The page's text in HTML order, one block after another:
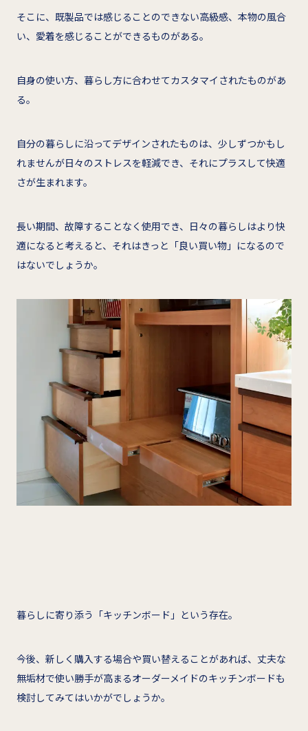
そこに、既製品では感じることのできない高級感、本物の風合
い、愛着を感じることができるものがある。
自身の使い方、暮らし方に合わせてカスタマイされたものがあ
る。
自分の暮らしに沿ってデザインされたものは、少しずつかもし
れませんが日々のストレスを軽減でき、それにプラスして快適
さが生まれます。
長い期間、故障することなく使用でき、日々の暮らしはより快
適になると考えると、それはきっと「良い買い物」になるので
はないでしょうか。
暮らしに寄り添う「キッチンボード」という存在。
今後、新しく購入する場合や買い替えることがあれば、丈夫な
無垢材で使い勝手が高まるオーダーメイドのキッチンボードも
検討してみてはいかがでしょうか。